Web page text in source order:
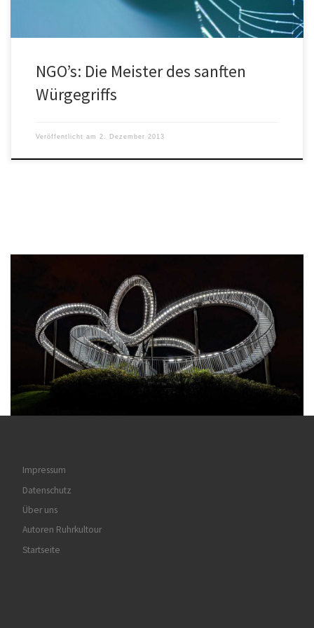
NGO’s: Die Meister des sanften
Würgegriffs
Veröffentlicht am 2. Dezember 2013
Impressum
Datenschutz
Über uns
Autoren Ruhrkultour
Startseite